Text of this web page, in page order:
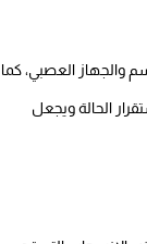
والجهاز العصبي، كما
الحالة ويجعل